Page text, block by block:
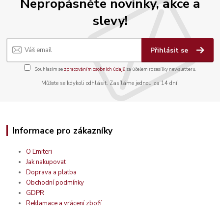
slevy!
Přihlásit se
Souhlasím se zpracováním osobních údajůza účelem rozesílky newsletteru.
Můžete se kdykoli odhlásit. Zasíláme jednou za 14 dní.
Informace pro zákazníky
O Emiteri
Jak nakupovat
Doprava a platba
Obchodní podmínky
GDPR
Reklamace a vrácení zboží